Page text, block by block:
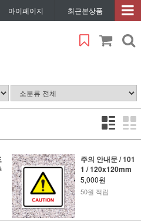
마이페이지 최근본상품
주의 안내문 / 101
1 / 120x120mm
5,000원
50원 적립